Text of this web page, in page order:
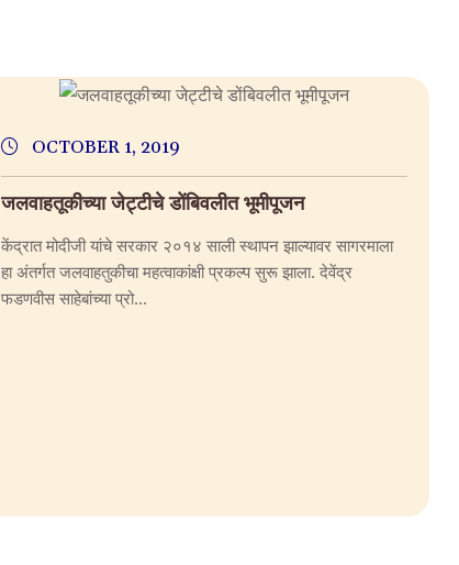
OCTOBER 1, 2019
जलवाहतूकीच्या जेट्टीचे डोंबिवलीत भूमीपूजन
केंद्रात मोदीजी यांचे सरकार २०१४ साली स्थापन झाल्यावर सागरमाला
हा अंतर्गत जलवाहतुकीचा महत्वाकांक्षी प्रकल्प सुरू झाला. देवेंद्र
फडणवीस साहेबांच्या प्रो...